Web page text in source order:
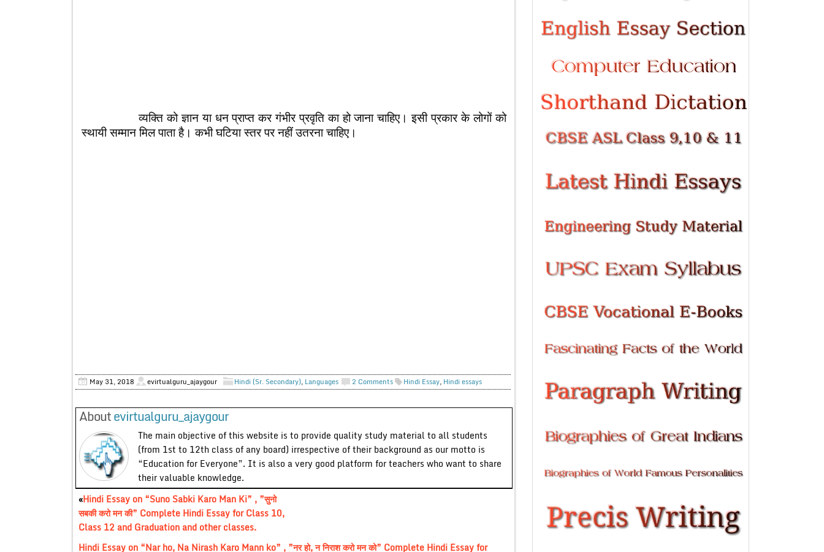
व्यक्ति को ज्ञान या धन प्राप्त कर गंभीर प्रवृति का हो जाना चाहिए। इसी प्रकार के लोगों को
स्थायी सम्मान मिल पाता है। कभी घटिया स्तर पर नहीं उतरना चाहिए।
May 31, 2018 evirtualguru_ajaygour Hindi (Sr. Secondary), Languages 2 Comments Hindi Essay, Hindi essays
Aboutevirtualguru_ajaygour
The main objective of this website is to provide quality study material to all students
(from 1st to 12th class of any board) irrespective of their background as our motto is
“Education for Everyone”. It is also a very good platform for teachers who want to share
their valuable knowledge.
«Hindi Essay on “Suno Sabki Karo Man Ki” , ”सुनो
सबकी करो मन की” Complete Hindi Essay for Class 10,
Class 12 and Graduation and other classes.
Hindi Essay on “Nar ho, Na Nirash Karo Mann ko” , ”नर हो, न निराश करो मन को” Complete Hindi Essay for